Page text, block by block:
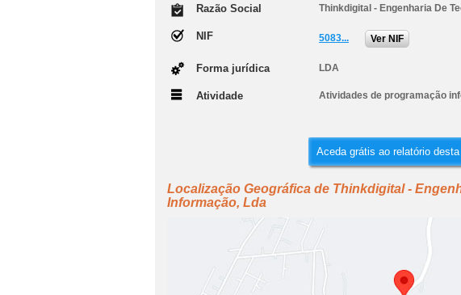
Razão Social Thinkdigital - Engenharia De
NIF 5083... Ver NIF
Forma jurídica LDA
Atividade Atividades de programação
Aceda grátis ao relatório
Localização Geográfica de Thinkdigital -
Informação, Lda